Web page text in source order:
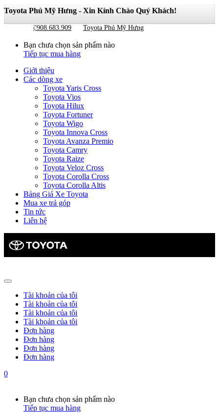
Toyota Phú Mỹ Hưng - Xin Kính Chào Quý Khách!
0908.683.909 Toyota Phú Mỹ Hưng
0
Bạn chưa chọn sản phẩm nào
Tiếp tục mua hàng
Giới thiệu
Các dòng xe
Toyota Yaris Cross
Toyota Vios
Toyota Hilux
Toyota Fortuner
Toyota Wigo
Toyota Innova Cross
Toyota Avanza Premio
Toyota Camry
Toyota Raize
Toyota Veloz Cross
Toyota Corolla Cross
Toyota Corolla Altis
Bảng Giá Xe Toyota
Mua xe trả góp
Tin tức
Liên hệ
Tài khoản của tôi
Tài khoản của tôi
Tài khoản của tôi
Tài khoản của tôi
Đơn hàng
Đơn hàng
Đơn hàng
Đơn hàng
0
Bạn chưa chọn sản phẩm nào
Tiếp tục mua hàng